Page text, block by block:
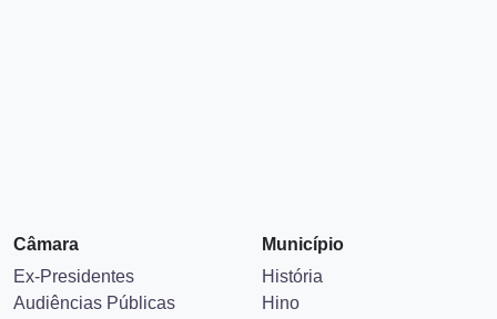
Câmara
Ex-Presidentes
Audiências Públicas
Município
História
Hino